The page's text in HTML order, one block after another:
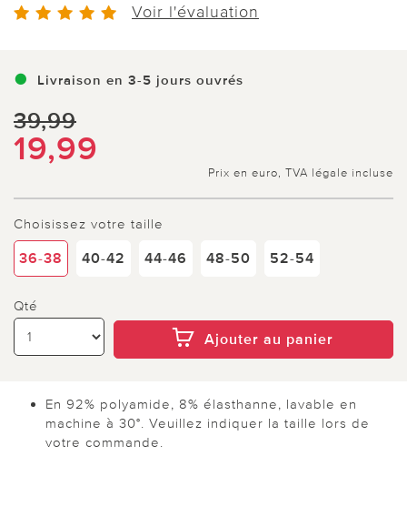
Voir l'évaluation
Livraison en 3-5 jours ouvrés
39,99
19,99
Prix en euro, TVA légale incluse
Choisissez votre taille
36-38 40-42 44-46 48-50 52-54
Qté
Ajouter au panier
En 92% polyamide, 8% élasthanne, lavable en
machine à 30°. Veuillez indiquer la taille lors de
votre commande.